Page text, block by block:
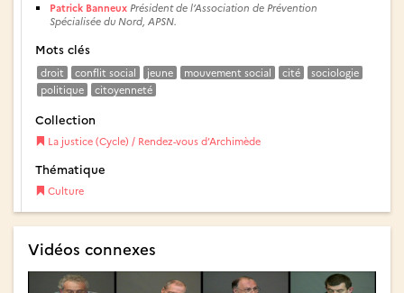
Patrick Banneux Président de l’Association de Prévention
Spécialisée du Nord, APSN.
Mots clés
droit conflit social jeune mouvement social cité
sociologie
politique
citoyenneté
Collection
La justice (Cycle) / Rendez-vous d’Archimède
Thématique
Culture
Vidéos connexes